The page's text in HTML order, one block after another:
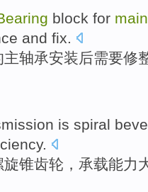
block for main
and fix.
主轴承安装后需要修
is spiral
.
旋锥齿轮 ， 承载能力